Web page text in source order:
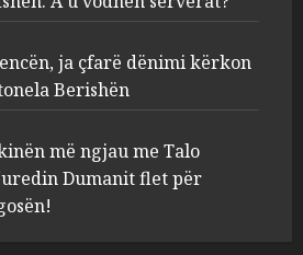
MARCH 25, 2025
Prokuroria jep pretencën, ja
çfarë dënimi kërkon për
Berishën
MARCH 25, 2025
ja çfarë dënimi kërkon
Berishën
më ngjau me Talo
Dumanit flet për